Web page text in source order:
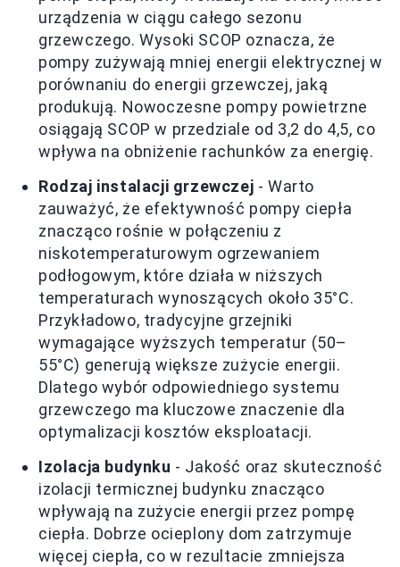
urządzenia w ciągu całego sezonu
grzewczego. Wysoki SCOP oznacza, że
pompy zużywają mniej energii elektrycznej w
porównaniu do energii grzewczej, jaką
produkują. Nowoczesne pompy powietrzne
osiągają SCOP w przedziale od 3,2 do 4,5, co
wpływa na obniżenie rachunków za energię.
Rodzaj instalacji grzewczej - Warto
zauważyć, że efektywność pompy ciepła
znacząco rośnie w połączeniu z
niskotemperaturowym ogrzewaniem
podłogowym, które działa w niższych
temperaturach wynoszących około 35°C.
Przykładowo, tradycyjne grzejniki
wymagające wyższych temperatur (50–
55°C) generują większe zużycie energii.
Dlatego wybór odpowiedniego systemu
grzewczego ma kluczowe znaczenie dla
optymalizacji kosztów eksploatacji.
Izolacja budynku - Jakość oraz skuteczność
izolacji termicznej budynku znacząco
wpływają na zużycie energii przez pompę
ciepła. Dobrze ocieplony dom zatrzymuje
więcej ciepła, co w rezultacie zmniejsza